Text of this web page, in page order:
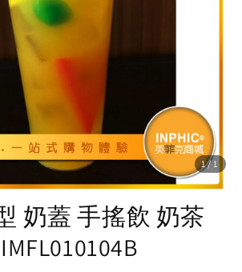
1/1
奶蓋 手搖飲 奶茶